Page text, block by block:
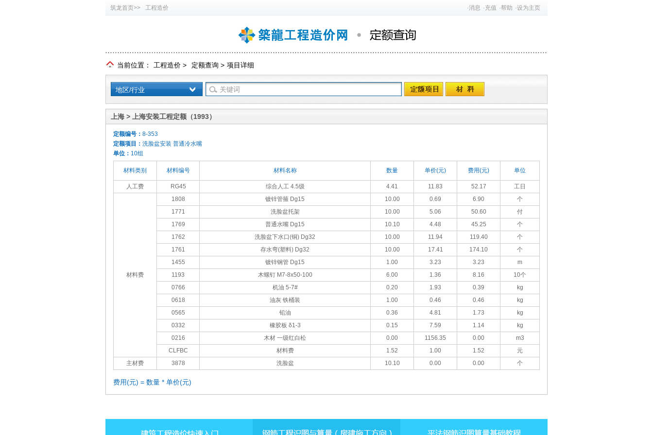
筑龙首页>> 工程造价 ·消息 ·充值 ·帮助 ·设为主页
当前位置： 工程造价 > 定额查询 > 项目详细
地区/行业
上海 > 上海安装工程定额（1993）
定额编号： 8-353
定额项目： 洗脸盆安装 普通冷水嘴
单位： 10组
材料类别 材料编号 材料名称 数量 单价(元) 费用(元) 单位
人工费 RG45 综合人工 4.5级 4.41 11.83 52.17 工日
材料费
1808 镀锌管箍 Dg15 10.00 0.69 6.90
个
1771
洗脸盆托架 10.00 5.06 50.60
付
1769
普通水嘴 Dg15 10.10 4.48 45.25
个
1762
洗脸盆下水口(铜) Dg32 10.00 11.94 119.40
个
1761
存水弯(塑料) Dg32 10.00 17.41 174.10
个
1455
镀锌钢管 Dg15 1.00 3.23 3.23
m
1193
木螺钉 M7-8x50-100 6.00 1.36 8.16
10个
0766
机油 5-7# 0.20 1.93 0.39
kg
0618
油灰 铁桶装 1.00 0.46 0.46
kg
0565
铅油 0.36 4.81 1.73
kg
0332
橡胶板 δ1-3 0.15 7.59 1.14
kg
0216
木材 一级红白松 0.00 1156.35 0.00
m3
CLFBC
材料费 1.52 1.00 1.52
元
主材费
3878 洗脸盆 10.10 0.00 0.00 个
费用(元) = 数量 * 单价(元)